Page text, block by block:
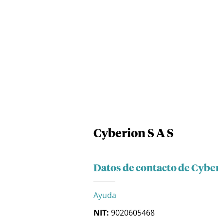
Cyberion S A S
Datos de contacto de
Ayuda
NIT: 9020605468